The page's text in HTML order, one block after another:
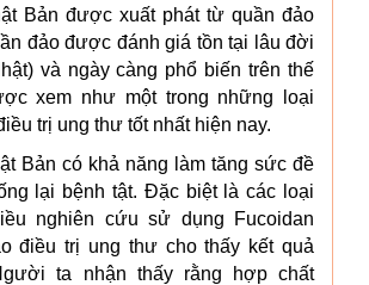
Bản được xuất phát từ quần đảo
đảo được đánh giá tồn tại lâu đời
và ngày càng phổ biến trên thế
xem như một trong những loại
trị ung thư tốt nhất hiện nay.
Bản có khả năng làm tăng sức đề
lại bệnh tật. Đặc biệt là các loại
nghiên cứu sử dụng Fucoidan
điều trị ung thư cho thấy kết quả
ta nhận thấy rằng hợp chất